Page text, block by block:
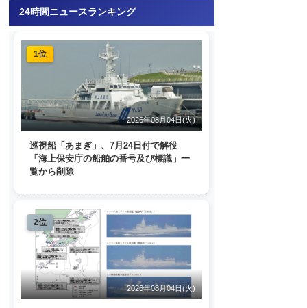
24時間ニュースランキング
1位
2026年08月04日(火)
巡視船「あまぎ」、7月24日付で解役
「海上保安庁の船舶の番号及び標識」一
覧から削除
2位
2026年08月04日(火)